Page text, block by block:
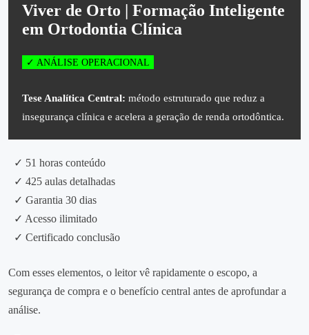
Viver de Orto | Formação Inteligente
em Ortodontia Clínica
✓ ANÁLISE OPERACIONAL
Tese Analítica Central: método estruturado que reduz a
insegurança clínica e acelera a geração de renda ortodôntica.
✓ 51 horas conteúdo
✓ 425 aulas detalhadas
✓ Garantia 30 dias
✓ Acesso ilimitado
✓ Certificado conclusão
Com esses elementos, o leitor vê rapidamente o escopo, a
segurança de compra e o benefício central antes de aprofundar a
análise.